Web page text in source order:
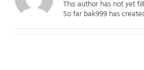
This author has not yet
So far bak999 has